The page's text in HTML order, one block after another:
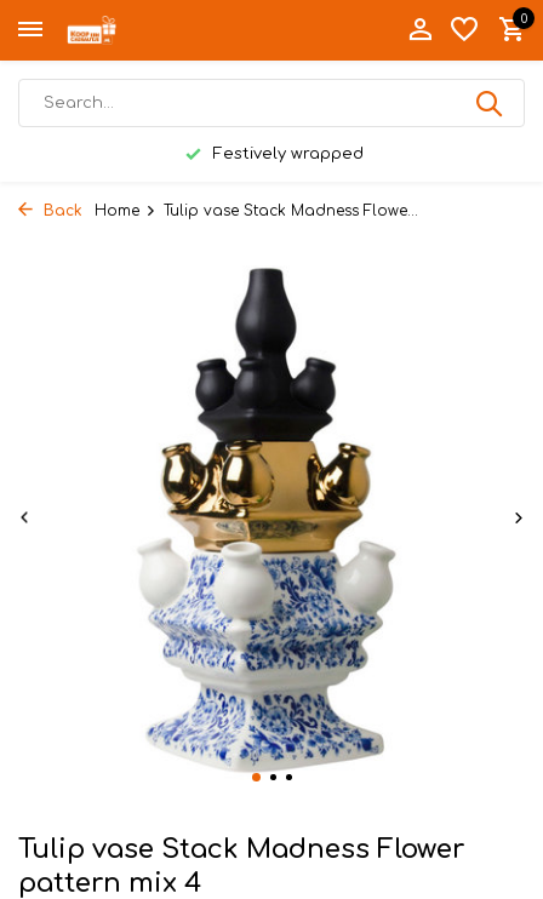
0
Festively wrapped
Back Home Tulip vase Stack Madness Flowe...
Tulip vase Stack Madness Flower
pattern mix 4